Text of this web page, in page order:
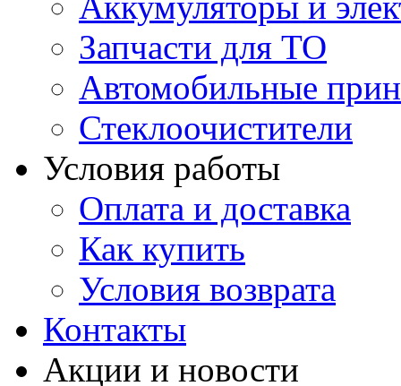
Запчасти для ТО
Автомобильные
Стеклоочистители
Условия работы
Оплата и доставка
Как купить
Условия возврата
Контакты
Акции и новости